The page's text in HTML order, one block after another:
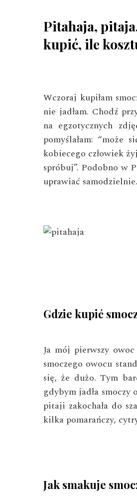
Pitahaja,
kupić, ile
Wczoraj kupiłam
nie jadłam. Chodź
na egzotycznych
pomyślałam:
kobiecego człowiek
spróbuj”. Podobno w
uprawiać samodzielnie.
Gdzie kupić
Ja mój pierwszy
smoczego owocu
się, że dużo. Tym
gdybym jadła
pitaji zakochała do
kilka pomarańczy,
Jak smakuje